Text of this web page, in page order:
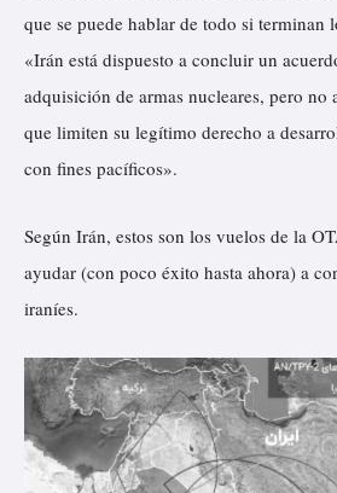
que se puede hablar de todo si terminan
«Irán está dispuesto a concluir un
adquisición de armas nucleares, pero no
que limiten su legítimo derecho a
con fines pacíficos».
Según Irán, estos son los vuelos de la
ayudar (con poco éxito hasta ahora) a
iraníes.